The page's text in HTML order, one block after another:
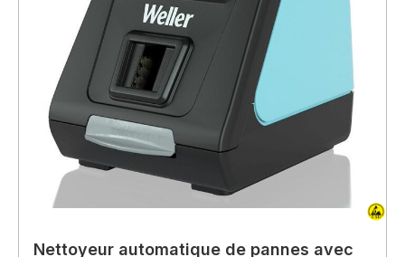
Nettoyeur automatique de pannes avec